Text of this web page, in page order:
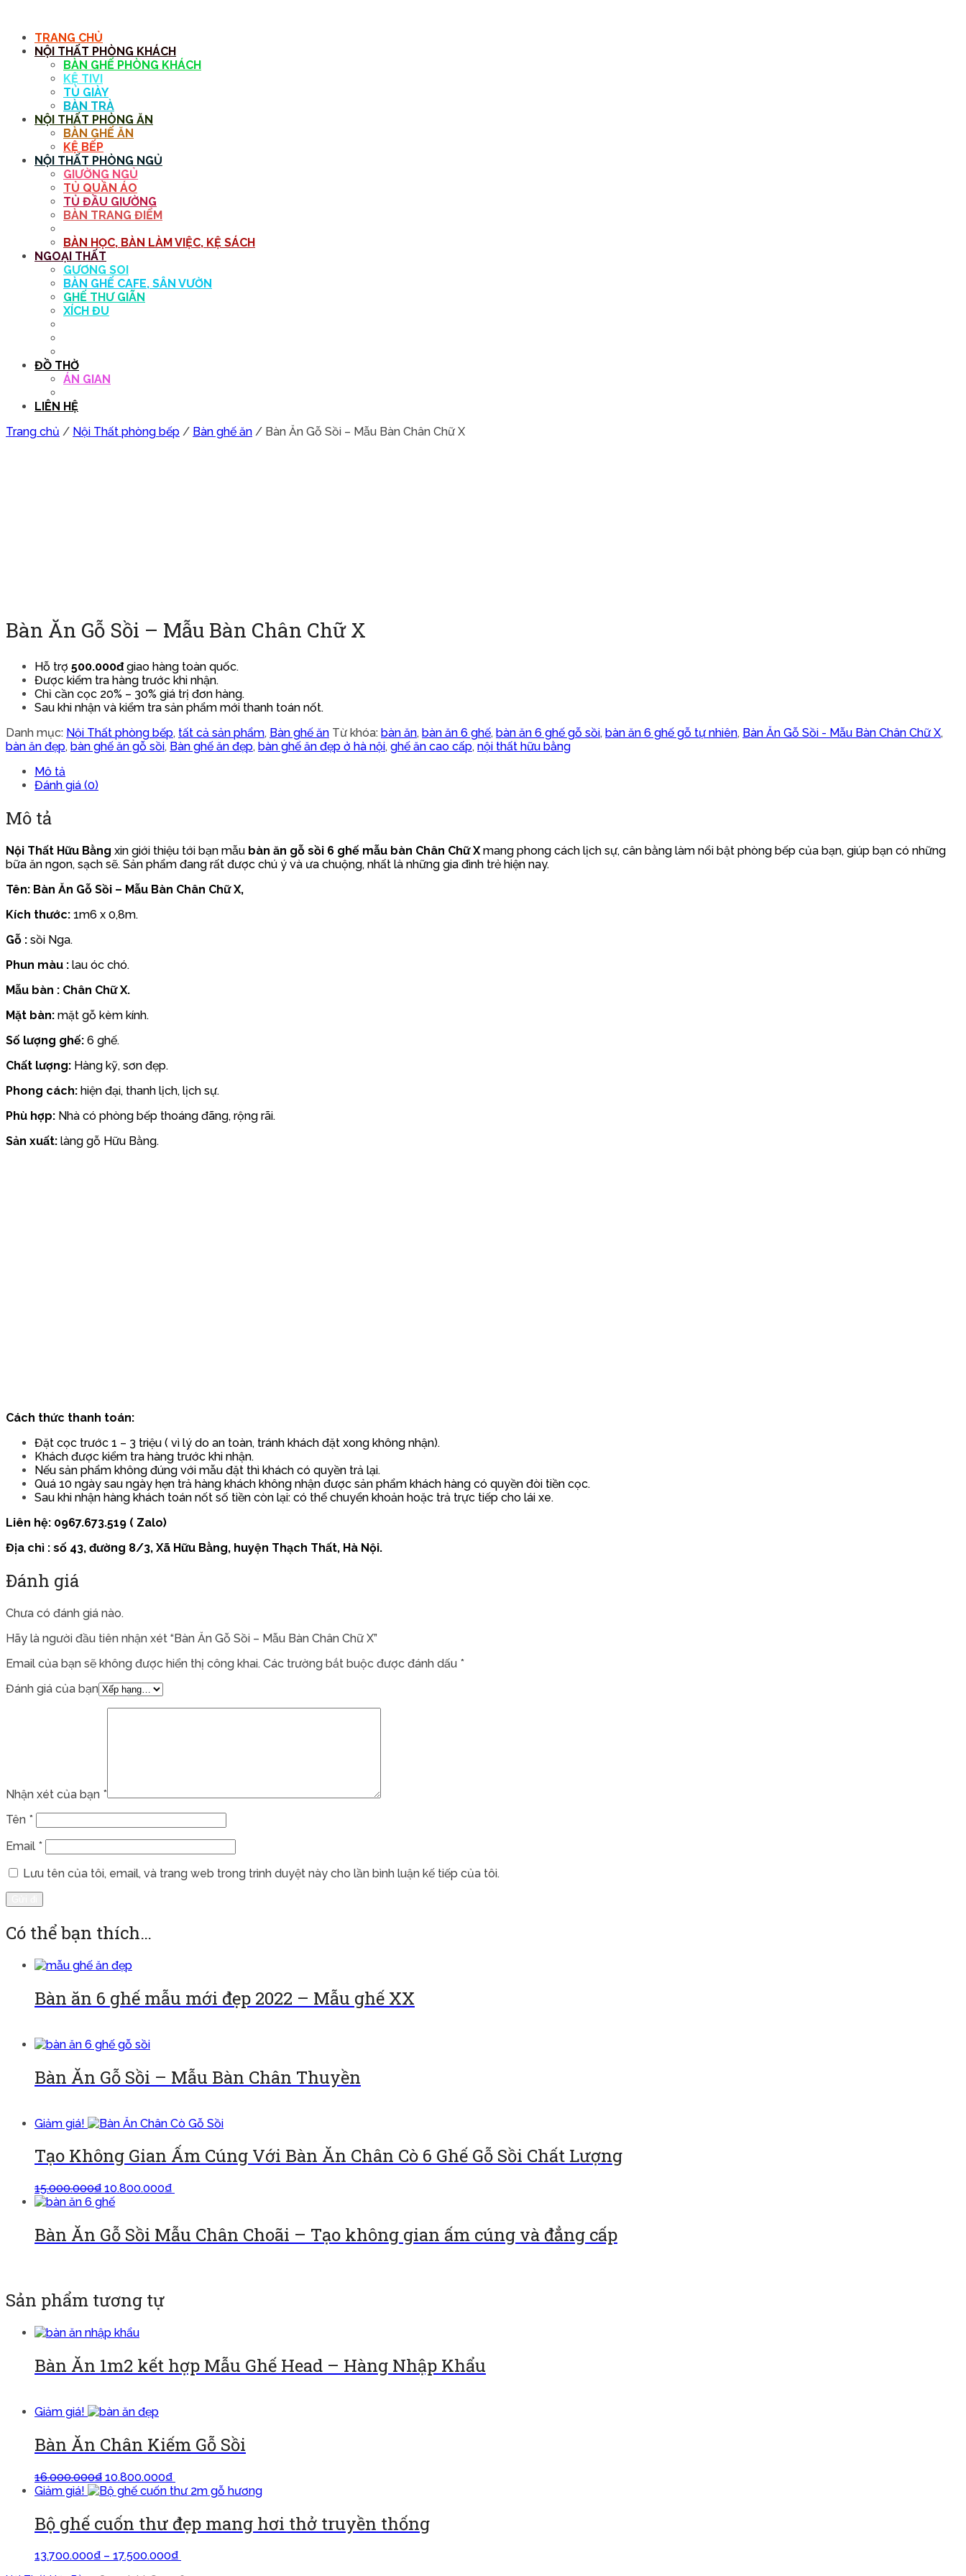
TRANG CHỦ
NỘI THẤT PHÒNG KHÁCH
BÀN GHẾ PHÒNG KHÁCH
KỆ TIVI
TỦ GIÀY
BÀN TRÀ
NỘI THẤT PHÒNG ĂN
BÀN GHẾ ĂN
KỆ BẾP
NỘI THẤT PHÒNG NGỦ
GIƯỜNG NGỦ
TỦ QUẦN ÁO
TỦ ĐẦU GIƯỜNG
BÀN TRANG ĐIỂM
BÀN HỌC, BÀN LÀM VIỆC, KỆ SÁCH
NGOẠI THẤT
GƯƠNG SOI
BÀN GHẾ CAFE, SÂN VƯỜN
GHẾ THƯ GIÃN
XÍCH ĐU
ĐỒ THỜ
ÁN GIAN
LIÊN HỆ
Trang chủ / Nội Thất phòng bếp / Bàn ghế ăn / Bàn Ăn Gỗ Sồi – Mẫu Bàn Chân Chữ X
Bàn Ăn Gỗ Sồi – Mẫu Bàn Chân Chữ X
Hỗ trợ 500.000đgiao hàng toàn quốc.
Được kiểm tra hàng trước khi nhận.
Chỉ cần cọc 20% – 30% giá trị đơn hàng.
Sau khi nhận và kiểm tra sản phẩm mới thanh toán nốt.
Danh mục: Nội Thất phòng bếp, tất cả sản phẩm, Bàn ghế ăn Từ khóa: bàn ăn, bàn ăn 6 ghế, bàn ăn 6 ghế gỗ sồi, bàn ăn 6 ghế gỗ tự nhiên, Bàn Ăn Gỗ Sồi - Mẫu Bàn Chân Chữ X,
bàn ăn đẹp, bàn ghế ăn gỗ sồi, Bàn ghế ăn đẹp, bàn ghế ăn đẹp ở hà nội, ghế ăn cao cấp, nội thất hữu bằng
Mô tả
Đánh giá (0)
Mô tả
Nội Thất Hữu Bằng xin giới thiệu tới bạn mẫu bàn ăn gỗ sồi 6 ghế mẫu bàn Chân Chữ Xmang phong cách lịch sự, cân bằng làm nổi bật phòng bếp của bạn, giúp bạn có những
bữa ăn ngon, sạch sẽ. Sản phẩm đang rất được chú ý và ưa chuộng, nhất là những gia đình trẻ hiện nay.
Tên: Bàn Ăn Gỗ Sồi – Mẫu Bàn Chân Chữ X,
Kích thước: 1m6 x 0,8m.
Gỗ : sồi Nga.
Phun màu : lau óc chó.
Mẫu bàn : Chân Chữ X.
Mặt bàn: mặt gỗ kèm kính.
Số lượng ghế: 6 ghế.
Chất lượng: Hàng kỹ, sơn đẹp.
Phong cách: hiện đại, thanh lịch, lịch sự.
Phù hợp: Nhà có phòng bếp thoáng đãng, rộng rãi.
Sản xuất: làng gỗ Hữu Bằng.
Cách thức thanh toán:
Đặt cọc trước 1 – 3 triệu ( vì lý do an toàn, tránh khách đặt xong không nhận).
Khách được kiểm tra hàng trước khi nhận.
Nếu sản phẩm không đúng với mẫu đặt thì khách có quyền trả lại.
Quá 10 ngày sau ngày hẹn trả hàng khách không nhận được sản phẩm khách hàng có quyền đòi tiền cọc.
Sau khi nhận hàng khách toán nốt số tiền còn lại: có thể chuyển khoản hoặc trả trực tiếp cho lái xe.
Liên hệ: 0967.673.519 ( Zalo)
Địa chỉ : số 43, đường 8/3, Xã Hữu Bằng, huyện Thạch Thất, Hà Nội.
Đánh giá
Chưa có đánh giá nào.
Hãy là người đầu tiên nhận xét “Bàn Ăn Gỗ Sồi – Mẫu Bàn Chân Chữ X”
Email của bạn sẽ không được hiển thị công khai. Các trường bắt buộc được đánh dấu *
Đánh giá của bạn
Nhận xét của bạn *
Tên *
Email *
Lưu tên của tôi, email, và trang web trong trình duyệt này cho lần bình luận kế tiếp của tôi.
Có thể bạn thích…
Bàn ăn 6 ghế mẫu mới đẹp 2022 – Mẫu ghế XX
Bàn Ăn Gỗ Sồi – Mẫu Bàn Chân Thuyền
Giảm giá!
Tạo Không Gian Ấm Cúng Với Bàn Ăn Chân Cò 6 Ghế Gỗ Sồi Chất Lượng
15.000.000₫ 10.800.000₫
Bàn Ăn Gỗ Sồi Mẫu Chân Choãi – Tạo không gian ấm cúng và đẳng cấp
Sản phẩm tương tự
Bàn Ăn 1m2 kết hợp Mẫu Ghế Head – Hàng Nhập Khẩu
Giảm giá!
Bàn Ăn Chân Kiếm Gỗ Sồi
16.000.000₫ 10.800.000₫
Giảm giá!
Bộ ghế cuốn thư đẹp mang hơi thở truyền thống
13.700.000₫ – 17.500.000₫